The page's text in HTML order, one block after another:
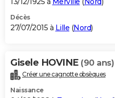
Décès
27/07/2015 à Lille (Nord)
Gisele HOVINE (90 ans)
Créer une cagnotte obsèques
Naissance